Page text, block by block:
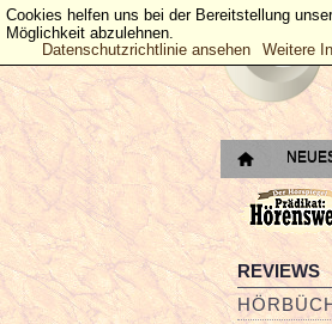
REVIEWS
Cookies helfen uns bei der Bereitstellung
Möglichkeit abzulehnen.
Datenschutzrichtlinie ansehen
Weitere